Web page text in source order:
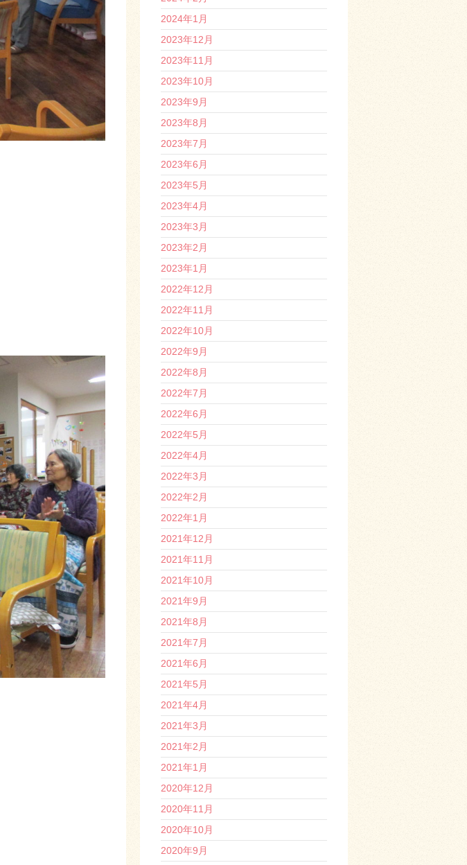
2024年1月
2023年12月
2023年11月
2023年10月
2023年9月
2023年8月
2023年7月
2023年6月
2023年5月
2023年4月
2023年3月
2023年2月
2023年1月
2022年12月
2022年11月
2022年10月
2022年9月
2022年8月
2022年7月
2022年6月
2022年5月
2022年4月
2022年3月
2022年2月
2022年1月
2021年12月
2021年11月
2021年10月
2021年9月
2021年8月
2021年7月
2021年6月
2021年5月
2021年4月
2021年3月
2021年2月
2021年1月
2020年12月
2020年11月
2020年10月
2020年9月